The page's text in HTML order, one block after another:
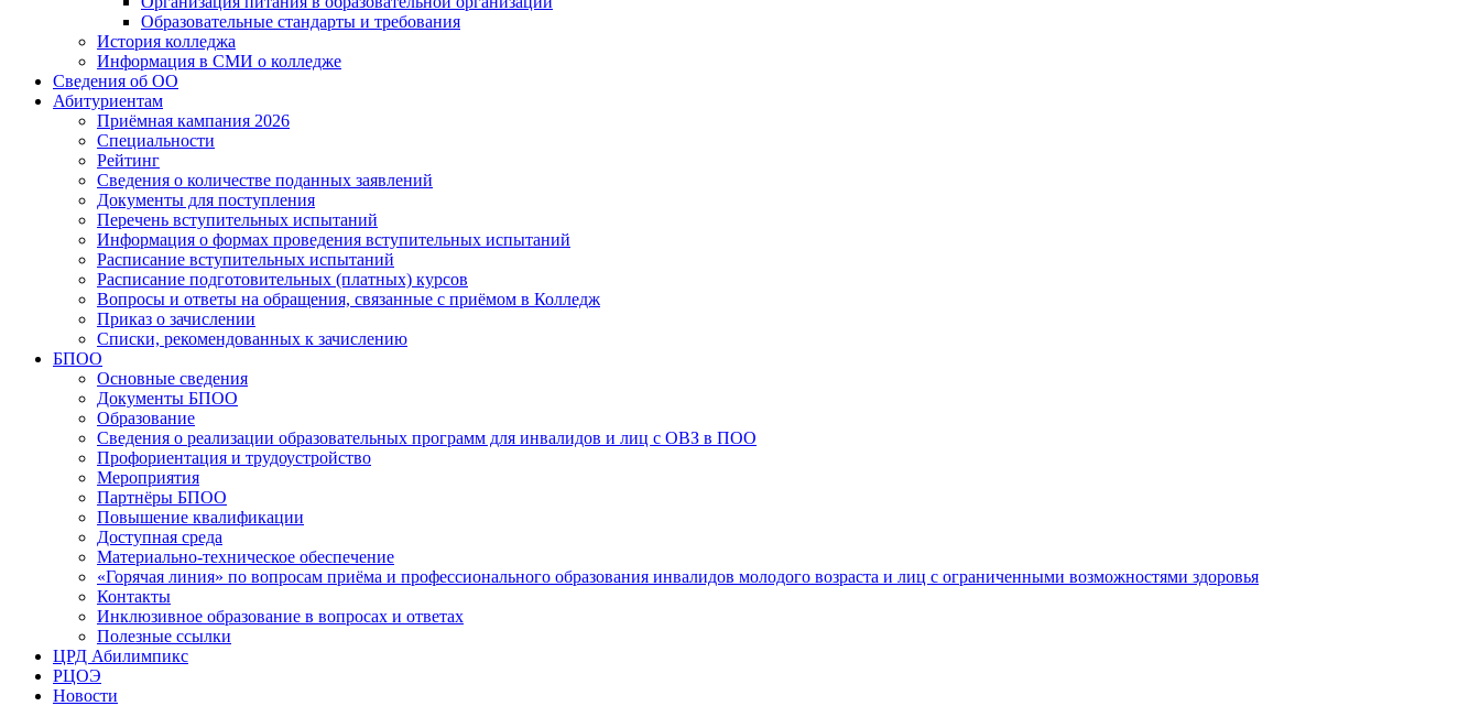
Образовательные стандарты и требования
История колледжа
Информация в СМИ о колледже
Сведения об ОО
Абитуриентам
Приёмная кампания 2026
Специальности
Рейтинг
Сведения о количестве поданных заявлений
Документы для поступления
Перечень вступительных испытаний
Информация о формах проведения вступительных испытаний
Расписание вступительных испытаний
Расписание подготовительных (платных) курсов
Вопросы и ответы на обращения, связанные с приёмом в Колледж
Приказ о зачислении
Списки, рекомендованных к зачислению
БПОО
Основные сведения
Документы БПОО
Образование
Сведения о реализации образовательных программ для инвалидов и лиц с ОВЗ в ПОО
Профориентация и трудоустройство
Мероприятия
Партнёры БПОО
Повышение квалификации
Доступная среда
Материально-техническое обеспечение
«Горячая линия» по вопросам приёма и профессионального образования инвалидов молодого возраста и лиц с ограниченными возможностями здоровья
Контакты
Инклюзивное образование в вопросах и ответах
Полезные ссылки
ЦРД Абилимпикс
РЦОЭ
Новости